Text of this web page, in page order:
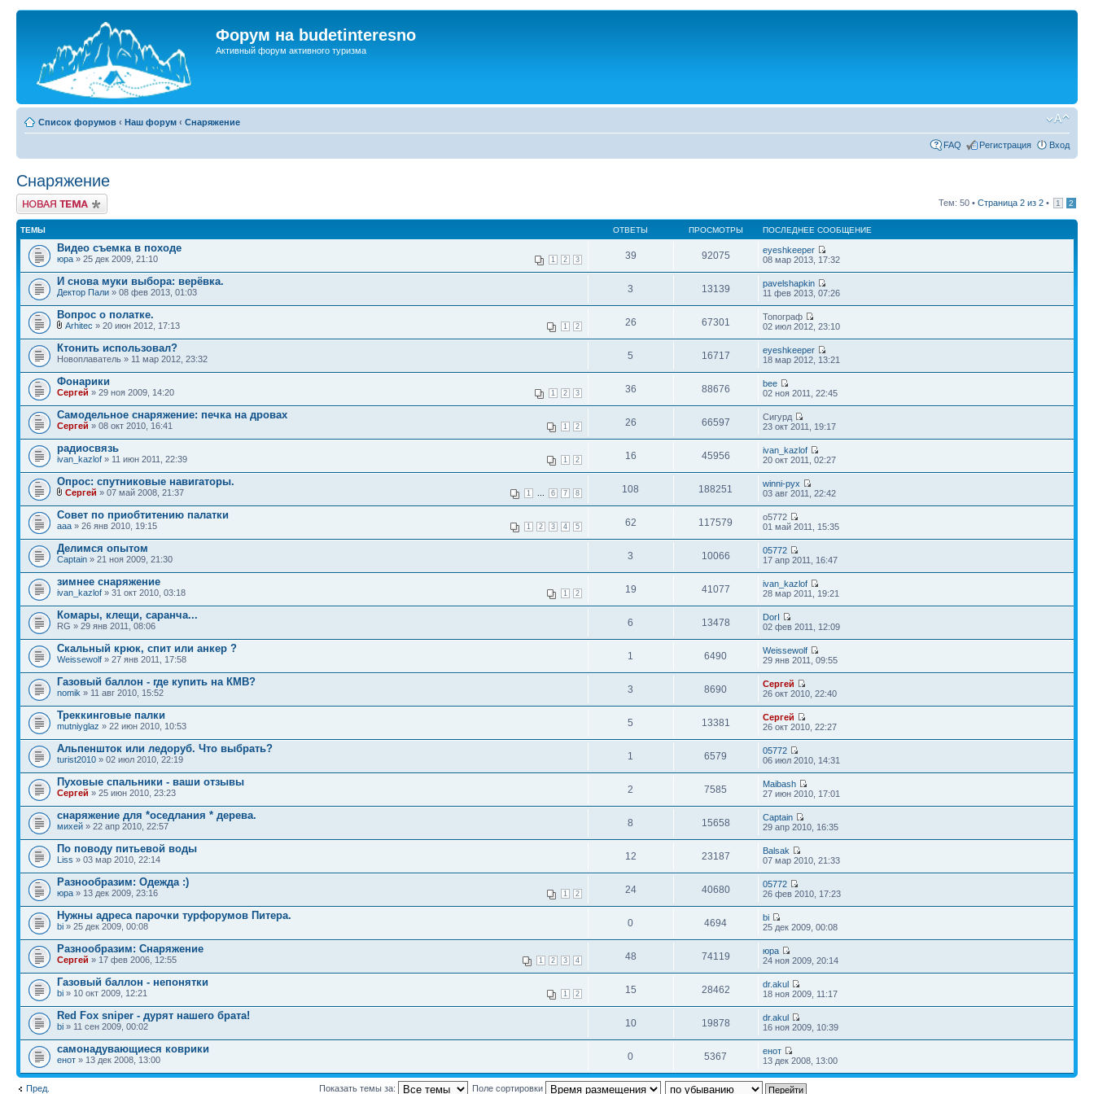
Форум на budetinteresno
Активный форум активного туризма
Список форумов ‹ Наш форум ‹ Снаряжение
FAQ Регистрация Вход
Снаряжение
Новая тема Тем: 50 • Страница 2 из 2 • 1 2
ТЕМЫ ОТВЕТЫ ПРОСМОТРЫ ПОСЛЕДНЕЕ СООБЩЕНИЕ
Видео съемка в походе
1 2 3
юра » 25 дек 2009, 21:10 39 92075
eyeshkeeper
08 мар 2013, 17:32
И снова муки выбора: верёвка.
Дектор Пали » 08 фев 2013, 01:03 3 13139
pavelshapkin
11 фев 2013, 07:26
Вопрос о полатке.
1 2
Arhitec » 20 июн 2012, 17:13 26 67301
Топограф
02 июл 2012, 23:10
Ктонить использовал?
Новоплаватель » 11 мар 2012, 23:32 5 16717
eyeshkeeper
18 мар 2012, 13:21
Фонарики
1 2 3
Сергей » 29 ноя 2009, 14:20 36 88676
bee
02 ноя 2011, 22:45
Самодельное снаряжение: печка на дровах
1 2
Сергей » 08 окт 2010, 16:41 26 66597
Сигурд
23 окт 2011, 19:17
радиосвязь
1 2
ivan_kazlof » 11 июн 2011, 22:39 16 45956
ivan_kazlof
20 окт 2011, 02:27
Опрос: спутниковые навигаторы.
1 6 7 8
Сергей » 07 май 2008, 21:37 108 188251
winni-pyx
03 авг 2011, 22:42
Совет по приобтитению палатки
1 2 3 4 5
ааа » 26 янв 2010, 19:15 62 117579
o5772
01 май 2011, 15:35
Делимся опытом
Captain » 21 ноя 2009, 21:30 3 10066
05772
17 апр 2011, 16:47
зимнее снаряжение
1 2
ivan_kazlof » 31 окт 2010, 03:18 19 41077
ivan_kazlof
28 мар 2011, 19:21
Комары, клещи, саранча...
RG » 29 янв 2011, 08:06 6 13478
DorI
02 фев 2011, 12:09
Скальный крюк, спит или анкер ?
Weissewolf » 27 янв 2011, 17:58 1 6490
Weissewolf
29 янв 2011, 09:55
Газовый баллон - где купить на КМВ?
nomik » 11 авг 2010, 15:52 3 8690
Сергей
26 окт 2010, 22:40
Треккинговые палки
mutniyglaz » 22 июн 2010, 10:53 5 13381
Сергей
26 окт 2010, 22:27
Альпеншток или ледоруб. Что выбрать?
turist2010 » 02 июл 2010, 22:19 1 6579
05772
06 июл 2010, 14:31
Пуховые спальники - ваши отзывы
Сергей » 25 июн 2010, 23:23 2 7585
Maibash
27 июн 2010, 17:01
снаряжение для *оседлания * дерева.
михей » 22 апр 2010, 22:57 8 15658
Captain
29 апр 2010, 16:35
По поводу питьевой воды
Liss » 03 мар 2010, 22:14 12 23187
Balsak
07 мар 2010, 21:33
Разнообразим: Одежда :)
1 2
юра » 13 дек 2009, 23:16 24 40680
05772
26 фев 2010, 17:23
Нужны адреса парочки турфорумов Питера.
bi » 25 дек 2009, 00:08 0 4694
bi
25 дек 2009, 00:08
Разнообразим: Снаряжение
1 2 3 4
Сергей » 17 фев 2006, 12:55 48 74119
юра
24 ноя 2009, 20:14
Газовый баллон - непонятки
1 2
bi » 10 окт 2009, 12:21 15 28462
dr.akul
18 ноя 2009, 11:17
Red Fox sniper - дурят нашего брата!
bi » 11 сен 2009, 00:02 10 19878
dr.akul
16 ноя 2009, 10:39
самонадувающиеся коврики
енот » 13 дек 2008, 13:00 0 5367
енот
13 дек 2008, 13:00
Пред. Показать темы за: Поле сортировки